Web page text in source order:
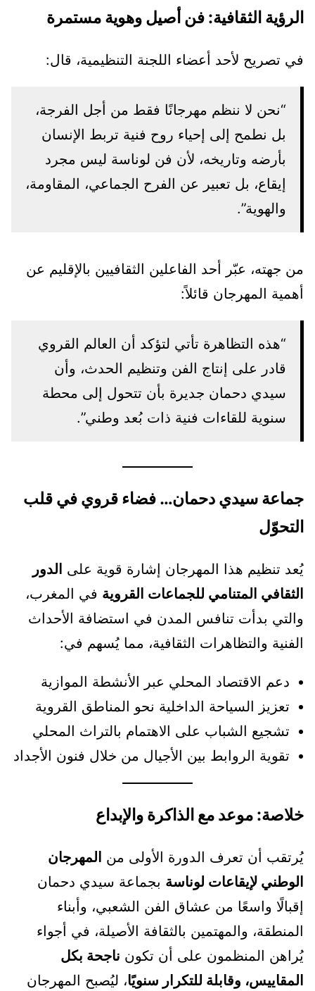
الرؤية الثقافية: فن أصيل وهوية مستمرة
في تصريح لأحد أعضاء اللجنة التنظيمية، قال:
“نحن لا ننظم مهرجانًا فقط من أجل الفرجة،
بل نطمح إلى إحياء روح فنية تربط الإنسان
بأرضه وتاريخه، لأن فن لوناسة ليس مجرد
إيقاع، بل تعبير عن الفرح الجماعي، المقاومة،
والهوية”.
من جهته، عبّر أحد الفاعلين الثقافيين بالإقليم عن
أهمية المهرجان قائلاً:
“هذه التظاهرة تأتي لتؤكد أن العالم القروي
قادر على إنتاج الفن وتنظيم الحدث، وأن
سيدي دحمان جديرة بأن تتحول إلى محطة
سنوية للقاءات فنية ذات بُعد وطني”.
جماعة سيدي دحمان… فضاء قروي في قلب
التحوّل
يُعد تنظيم هذا المهرجان إشارة قوية على الدور
الثقافي المتنامي للجماعات القروية في المغرب،
والتي بدأت تنافس المدن في استضافة الأحداث
الفنية والتظاهرات الثقافية، مما يُسهم في:
دعم الاقتصاد المحلي عبر الأنشطة الموازية
تعزيز السياحة الداخلية نحو المناطق القروية
تشجيع الشباب على الاهتمام بالتراث المحلي
تقوية الروابط بين الأجيال من خلال فنون الأجداد
خلاصة: موعد مع الذاكرة والإبداع
يُرتقب أن تعرف الدورة الأولى من المهرجان
الوطني لإيقاعات لوناسة بجماعة سيدي دحمان
إقبالًا واسعًا من عشاق الفن الشعبي، وأبناء
المنطقة، والمهتمين بالثقافة الأصيلة، في أجواء
يُراهن المنظمون على أن تكون ناجحة بكل
المقاييس، وقابلة للتكرار سنويًا، ليُصبح المهرجان